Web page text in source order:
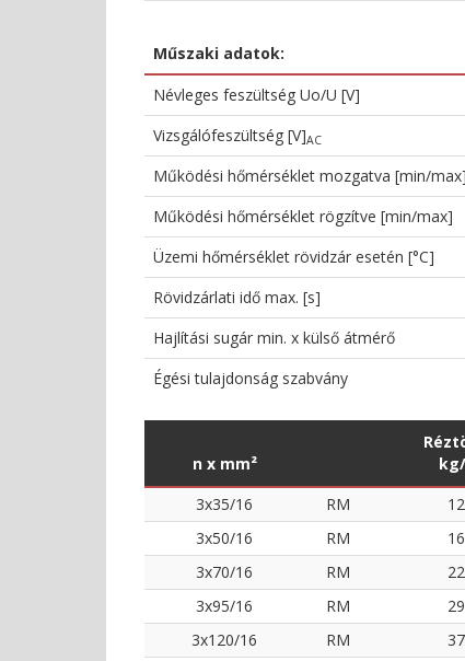
Műszaki adatok:
Névleges feszültség Uo/U [V]
Vizsgálófeszültség [V]AC
Működési hőmérséklet mozgatva [min/max]
Működési hőmérséklet rögzítve [min/max]
Üzemi hőmérséklet rövidzár esetén [°C]
Rövidzárlati idő max. [s]
Hajlítási sugár min. x külső átmérő
Égési tulajdonság szabvány
n x mm²
3x35/16
RM
3x50/16
RM
3x70/16
RM
3x95/16
RM
3x120/16
RM